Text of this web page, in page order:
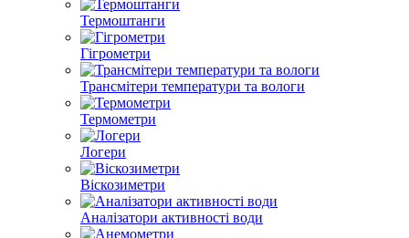
Термоштанги
Гігрометри
Трансмітери температури та вологи
Термометри
Логери
Віскозиметри
Аналізатори активності води